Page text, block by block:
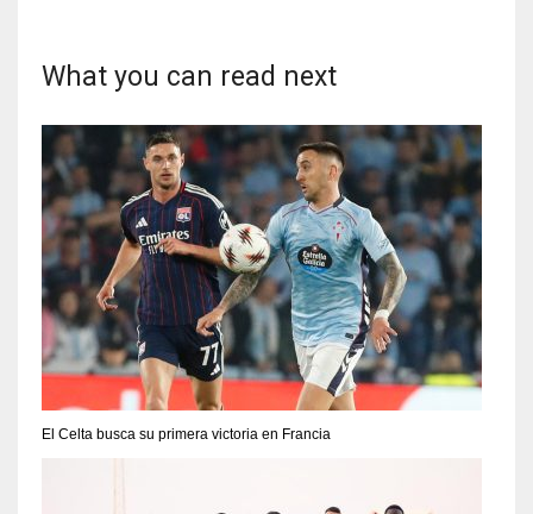
What you can read next
El Celta busca su primera victoria en Francia